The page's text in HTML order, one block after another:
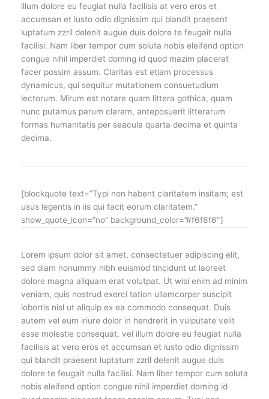
illum dolore eu feugiat nulla facilisis at vero eros et
accumsan et iusto odio dignissim qui blandit praesent
luptatum zzril delenit augue duis dolore te feugait nulla
facilisi. Nam liber tempor cum soluta nobis eleifend option
congue nihil imperdiet doming id quod mazim placerat
facer possim assum. Claritas est etiam processus
dynamicus, qui sequitur mutationem consuetudium
lectorum. Mirum est notare quam littera gothica, quam
nunc putamus parum claram, anteposuerit litterarum
formas humanitatis per seacula quarta decima et quinta
decima.
[blockquote text=”Typi non habent claritatem insitam; est
usus legentis in iis qui facit eorum claritatem.”
show_quote_icon=”no” background_color=”#f6f6f6″]
Lorem ipsum dolor sit amet, consectetuer adipiscing elit,
sed diam nonummy nibh euismod tincidunt ut laoreet
dolore magna aliquam erat volutpat. Ut wisi enim ad minim
veniam, quis nostrud exerci tation ullamcorper suscipit
lobortis nisl ut aliquip ex ea commodo consequat. Duis
autem vel eum iriure dolor in hendrerit in vulputate velit
esse molestie consequat, vel illum dolore eu feugiat nulla
facilisis at vero eros et accumsan et iusto odio dignissim
qui blandit praesent luptatum zzril delenit augue duis
dolore te feugait nulla facilisi. Nam liber tempor cum soluta
nobis eleifend option congue nihil imperdiet doming id